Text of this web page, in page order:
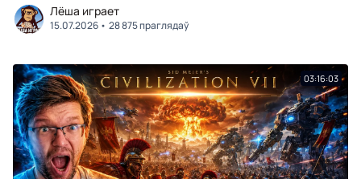
Лёша играет
15.07.2026 28 875 праглядаў
03:16:03